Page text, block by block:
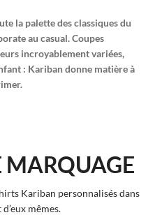
la palette des classiques du
au casual. Coupes
incroyablement variées,
: Kariban donne matière à
MARQUAGE
Kariban personnalisés dans
mêmes.